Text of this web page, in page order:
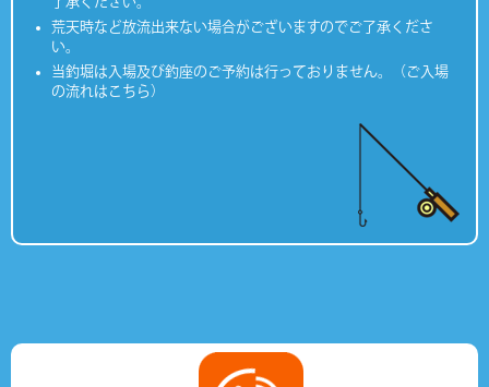
荒天時など放流出来ない場合がございますのでご了承くださ
い。
当釣堀は入場及び釣座のご予約は行っておりません。（ご入場
の流れはこちら）